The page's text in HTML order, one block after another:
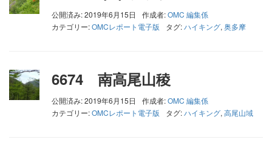
公開済み: 2019年6月15日 作成者:OMC 編集係
カテゴリー:OMCレポート電子版 タグ:ハイキング, 奥多摩
6674 南高尾山稜
公開済み: 2019年6月15日 作成者:OMC 編集係
カテゴリー:OMCレポート電子版 タグ:ハイキング, 高尾山域